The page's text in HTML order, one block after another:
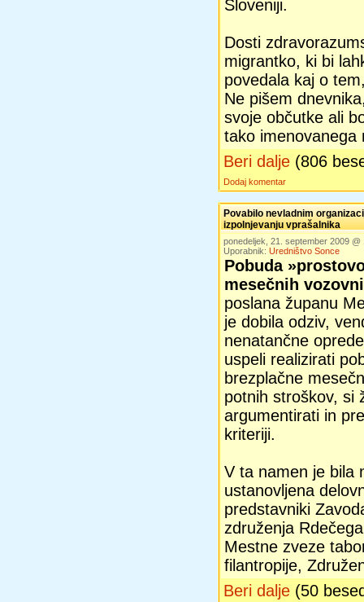
Sloveniji.
Dosti
migrantko, ki bi
povedala kaj o
Ne pišem
svoje občutke ali
tako imenovanega
Beri dalje (806
Dodaj komentar
Povabilo nevladnim
izpolnjevanju vprašalnika
ponedeljek, 21. september 2009 @
Uporabnik: Uredništvo Sonce
Pobuda
mesečnih
poslana županu
je dobila odziv,
nenatančne
uspeli realizirati
brezplačne
potnih stroškov, si
argumentirati in
kriteriji.
V ta namen je bila
ustanovljena
predstavniki
združenja
Mestne zveze
filantropije,
Beri dalje (50